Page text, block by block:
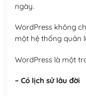
ngày.
WordPress không
một hệ thống quản
WordPress là một
– Có lịch sử lâu đời